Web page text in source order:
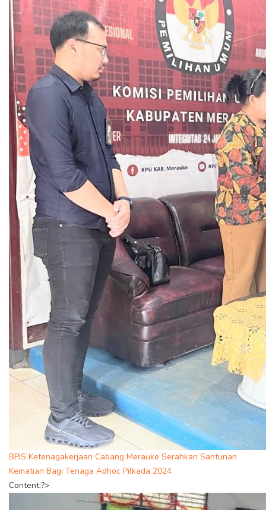
BPJS Ketenagakerjaan Cabang Merauke Serahkan Santunan
Kematian Bagi Tenaga Adhoc Pilkada 2024
Content;?>